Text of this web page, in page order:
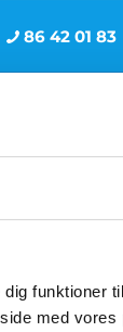
funktioner
med vores
86 42 01 83